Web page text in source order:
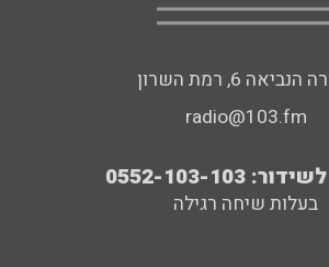
radio@103.fm